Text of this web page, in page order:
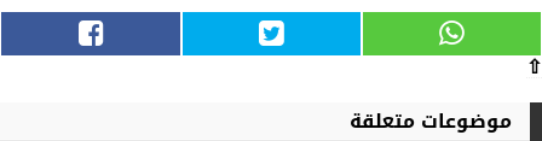
⇧
موضوعات متعلقة